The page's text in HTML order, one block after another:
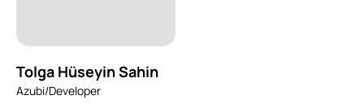
Tolga Hüseyin Sahin
Azubi/Developer